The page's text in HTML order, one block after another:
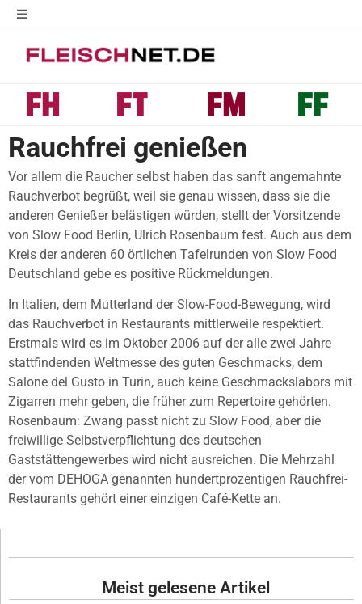
Rauchfrei genießen
Vor allem die Raucher selbst haben das sanft angemahnte
Rauchverbot begrüßt, weil sie genau wissen, dass sie die
anderen Genießer belästigen würden, stellt der Vorsitzende
von Slow Food Berlin, Ulrich Rosenbaum fest. Auch aus dem
Kreis der anderen 60 örtlichen Tafelrunden von Slow Food
Deutschland gebe es positive Rückmeldungen.
In Italien, dem Mutterland der Slow-Food-Bewegung, wird
das Rauchverbot in Restaurants mittlerweile respektiert.
Erstmals wird es im Oktober 2006 auf der alle zwei Jahre
stattfindenden Weltmesse des guten Geschmacks, dem
Salone del Gusto in Turin, auch keine Geschmackslabors mit
Zigarren mehr geben, die früher zum Repertoire gehörten.
Rosenbaum: Zwang passt nicht zu Slow Food, aber die
freiwillige Selbstverpflichtung des deutschen
Gaststättengewerbes wird nicht ausreichen. Die Mehrzahl
der vom DEHOGA genannten hundertprozentigen Rauchfrei-
Restaurants gehört einer einzigen Café-Kette an.
Meist gelesene Artikel